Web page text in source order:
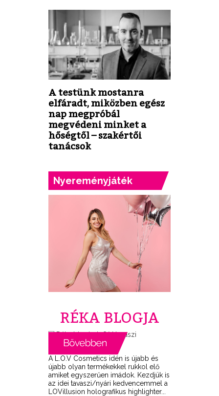
A testünk mostanra
elfáradt, miközben egész
nap megpróbál
megvédeni minket a
hőségtől – szakértői
tanácsok
Nyereményjáték
RÉKA BLOGJA
A L.O.V Cosmetics idén is újabb és
újabb olyan termékekkel rukkol elő
amiket egyszerűen imádok. Kezdjük is
az idei tavaszi/nyári kedvencemmel a
LOVillusion holografikus highlighter...